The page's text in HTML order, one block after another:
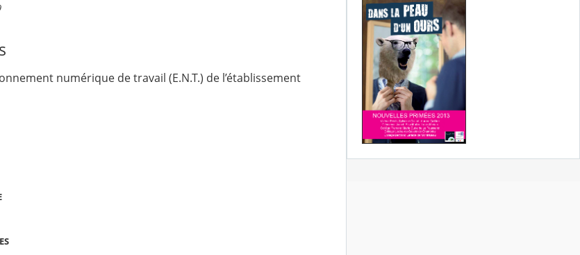
numérique de travail (E.N.T.) de l’établissement